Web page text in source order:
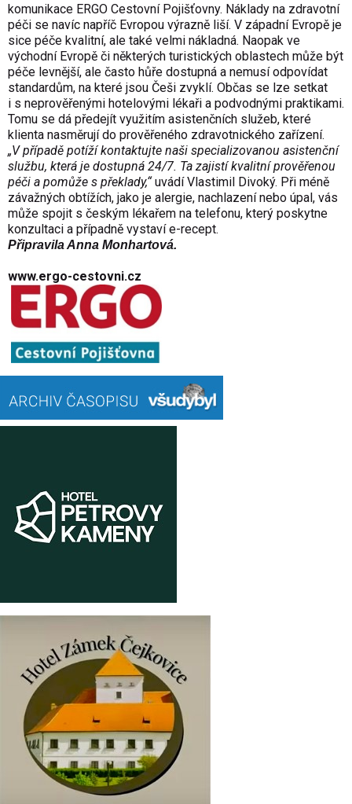
komunikace ERGO Cestovní Pojišťovny. Náklady na zdravotní
péči se navíc napříč Evropou výrazně liší. V západní Evropě je
sice péče kvalitní, ale také velmi nákladná. Naopak ve
východní Evropě či některých turistických oblastech může být
péče levnější, ale často hůře dostupná a nemusí odpovídat
standardům, na které jsou Češi zvyklí. Občas se lze setkat
i s neprověřenými hotelovými lékaři a podvodnými praktikami.
Tomu se dá předejít využitím asistenčních služeb, které
klienta nasměrují do prověřeného zdravotnického zařízení.
„V případě potíží kontaktujte naši specializovanou asistenční
službu, která je dostupná 24/7. Ta zajistí kvalitní prověřenou
péči a pomůže s překlady,“ uvádí Vlastimil Divoký. Při méně
závažných obtížích, jako je alergie, nachlazení nebo úpal, vás
může spojit s českým lékařem na telefonu, který poskytne
konzultaci a případně vystaví e-recept.
Připravila Anna Monhartová.
www.ergo-cestovni.cz